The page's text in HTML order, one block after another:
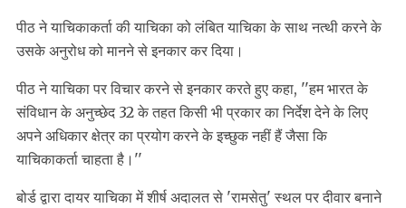
पीठ ने याचिकाकर्ता की याचिका को लंबित याचिका के साथ नत्थी करने के
उसके अनुरोध को मानने से इनकार कर दिया।
पीठ ने याचिका पर विचार करने से इनकार करते हुए कहा, ''हम भारत के
संविधान के अनुच्छेद 32 के तहत किसी भी प्रकार का निर्देश देने के लिए
अपने अधिकार क्षेत्र का प्रयोग करने के इच्छुक नहीं हैं जैसा कि
याचिकाकर्ता चाहता है।''
बोर्ड द्वारा दायर याचिका में शीर्ष अदालत से 'रामसेतु' स्थल पर दीवार बनाने